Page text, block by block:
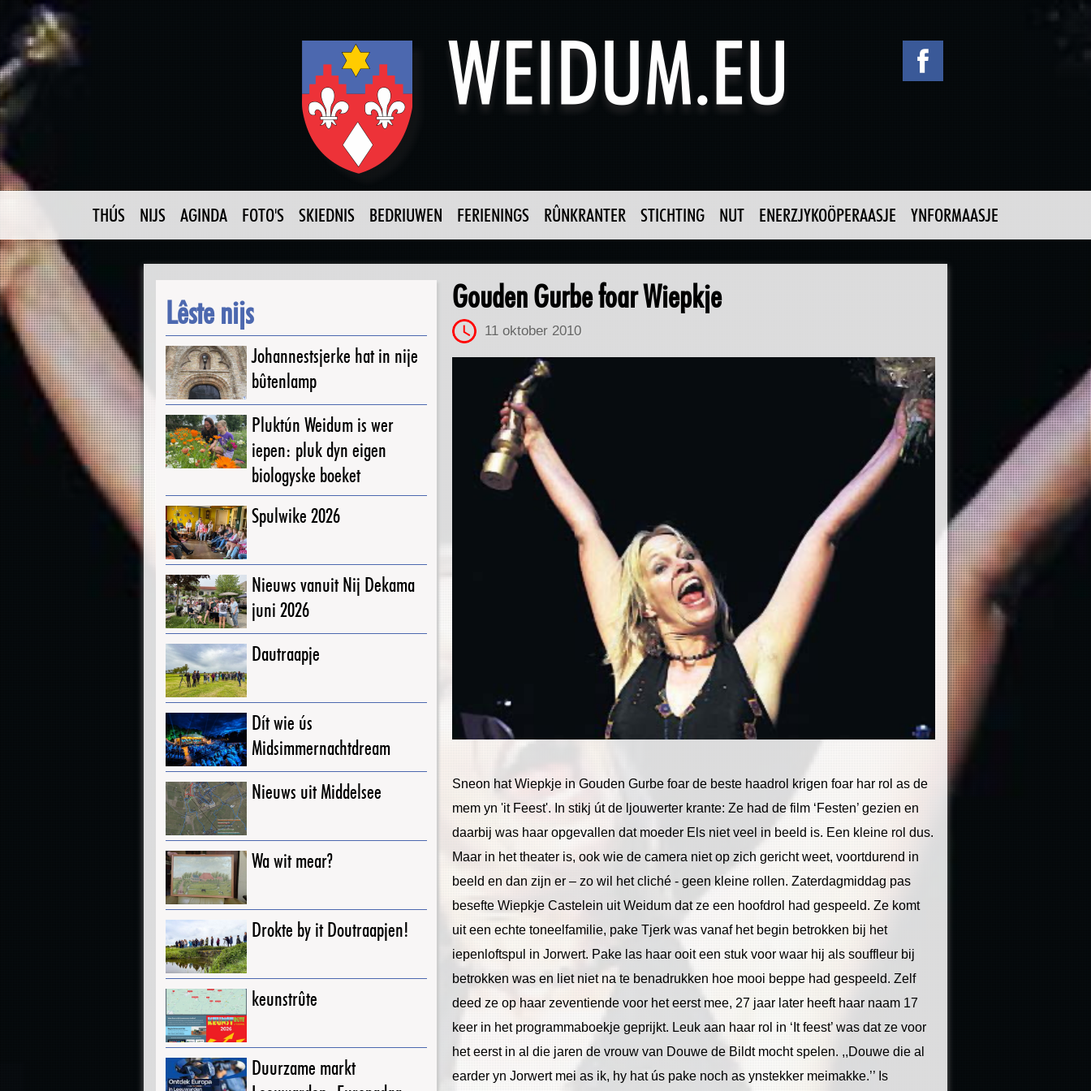
THÚS NIJS AGINDA FOTO'S SKIEDNIS BEDRIUWEN FERIENINGS RÛNKRANTER STICHTING NUT ENERZJYKOÖPERAASJE YNFORMAASJE
Lêste nijs
Johannestsjerke hat in nije
bûtenlamp
Pluktún Weidum is wer
iepen: pluk dyn eigen
biologyske boeket
Spulwike 2026
Nieuws vanuit Nij Dekama
juni 2026
Dautraapje
Dít wie ús
Midsimmernachtdream
Nieuws uit Middelsee
Wa wit mear?
Drokte by it Doutraapjen!
keunstrûte
Duurzame markt
Gouden Gurbe foar Wiepkje
11 oktober 2010
Sneon hat Wiepkje in Gouden Gurbe foar de beste haadrol krigen foar har rol as de
mem yn 'it Feest'. In stikj út de ljouwerter krante: Ze had de film ‘Festen’ gezien en
daarbij was haar opgevallen dat moeder Els niet veel in beeld is. Een kleine rol dus.
Maar in het theater is, ook wie de camera niet op zich gericht weet, voortdurend in
beeld en dan zijn er – zo wil het cliché - geen kleine rollen. Zaterdagmiddag pas
besefte Wiepkje Castelein uit Weidum dat ze een hoofdrol had gespeeld. Ze komt
uit een echte toneelfamilie, pake Tjerk was vanaf het begin betrokken bij het
iepenloftspul in Jorwert. Pake las haar ooit een stuk voor waar hij als souffleur bij
betrokken was en liet niet na te benadrukken hoe mooi beppe had gespeeld. Zelf
deed ze op haar zeventiende voor het eerst mee, 27 jaar later heeft haar naam 17
keer in het programmaboekje geprijkt. Leuk aan haar rol in ‘It feest’ was dat ze voor
het eerst in al die jaren de vrouw van Douwe de Bildt mocht spelen. ,,Douwe die al
earder yn Jorwert mei as ik, hy hat ús pake noch as ynstekker meimakke.’’ Is